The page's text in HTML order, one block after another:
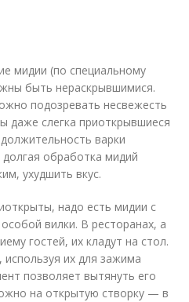
мидии (по специальному
быть нераскрывшимися.
подозревать несвежесть
даже слегка приоткрывшиеся
варки
обработка мидий
ухудшить вкус.
надо есть мидии с
вилки. В ресторанах, а
гостей, их кладут на стол.
их для зажима
позволяет вытянуть его
на открытую створку — в